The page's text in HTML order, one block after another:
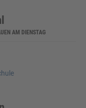
AM DIENSTAG